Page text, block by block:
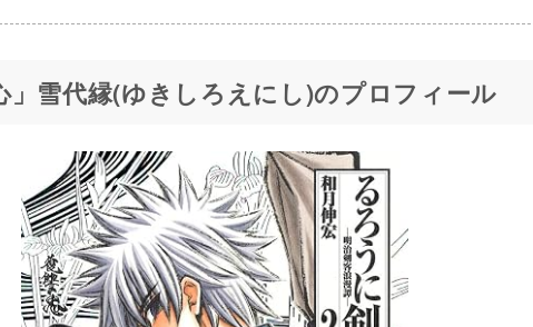
」雪代縁(ゆきしろえにし)のプロフィール